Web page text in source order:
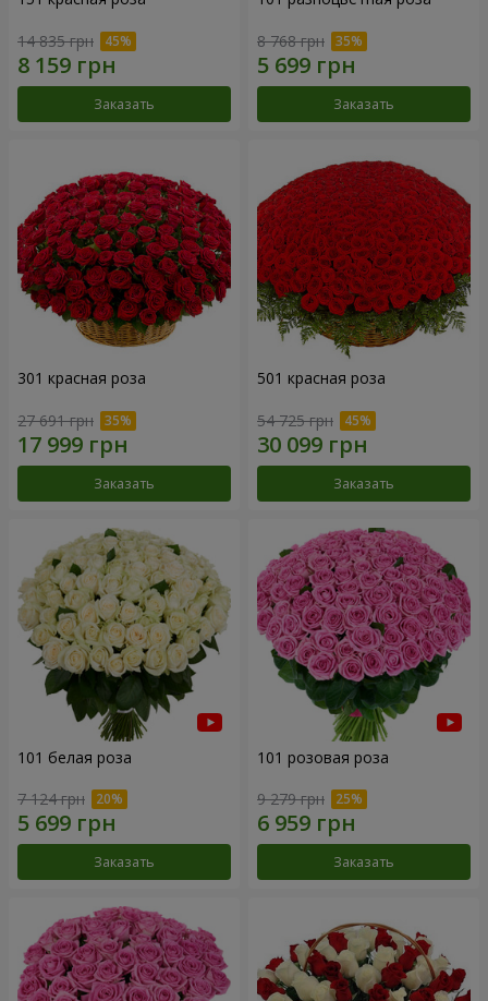
14 835 грн
Заказать
8 768 грн
Заказать
301 красная роза
27 691 грн
Заказать
501 красная роза
54 725 грн
Заказать
101 белая роза
7 124 грн
Заказать
101 розовая роза
9 279 грн
Заказать